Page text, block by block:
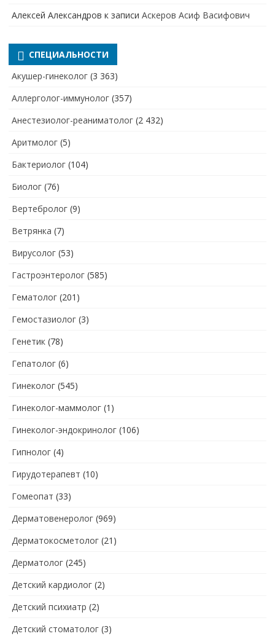
Алексей Александров к записи Аскеров Асиф Васифович
СПЕЦИАЛЬНОСТИ
Акушер-гинеколог (3 363)
Аллерголог-иммунолог (357)
Анестезиолог-реаниматолог (2 432)
Аритмолог (5)
Бактериолог (104)
Биолог (76)
Вертебролог (9)
Ветрянка (7)
Вирусолог (53)
Гастроэнтеролог (585)
Гематолог (201)
Гемостазиолог (3)
Генетик (78)
Гепатолог (6)
Гинеколог (545)
Гинеколог-маммолог (1)
Гинеколог-эндокринолог (106)
Гипнолог (4)
Гирудотерапевт (10)
Гомеопат (33)
Дерматовенеролог (969)
Дерматокосметолог (21)
Дерматолог (245)
Детский кардиолог (2)
Детский психиатр (2)
Детский стоматолог (3)